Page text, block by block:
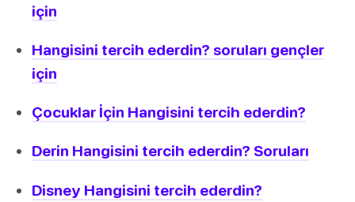
için
Hangisini tercih ederdin? soruları gençler
için
Çocuklar İçin Hangisini tercih ederdin?
Derin Hangisini tercih ederdin? Soruları
Disney Hangisini tercih ederdin?